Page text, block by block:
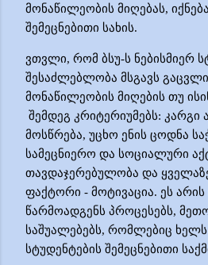
მონაწილეობის მიღებას,
შემეცნებითი სახის.
ვთვლი, რომ ბსუ-ს ნებისმიერ
შესაძლებლობა მსგავს
მონაწილეობის მიღების თუ
შემდეგ კრიტერიუმებს: კარგი
მოსწრება, უცხო ენის ცოდნა
სამეცნიერო და სოციალური
თავდაჯერებულობა და
ფაქტორი - მოტივაცია. ეს არის
წარმოადგენს პროცესებს,
საშუალებებს, რომლებიც ხელს
სტუდენტების შემეცნებითი